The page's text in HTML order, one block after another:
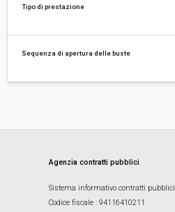
Tipo di prestazione
Sequenza di apertura delle buste
Agenzia contratti pubblici
Sistema informativo contratti pubblici
Codice fiscale : 94116410211